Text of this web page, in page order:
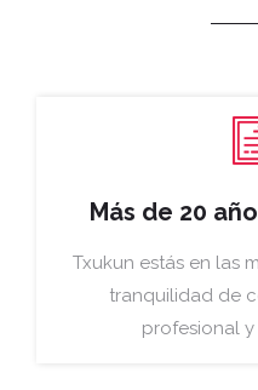
Más de 20
Txukun estás en las
tranquilidad de
profesional